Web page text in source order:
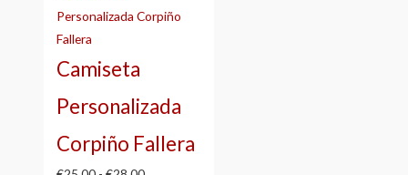
Camiseta
Personalizada
Corpiño Fallera
desde